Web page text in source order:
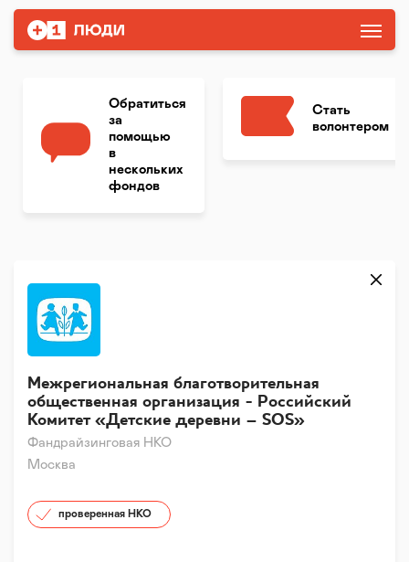
Обратиться
за
помощью
в
нескольких
фондов
Стать
волонтером
Фандрайзинговая НКО
Межрегиональная благотворительная
общественная организация - Российский
Комитет «Детские деревни – SOS»
Москва
проверенная НКО